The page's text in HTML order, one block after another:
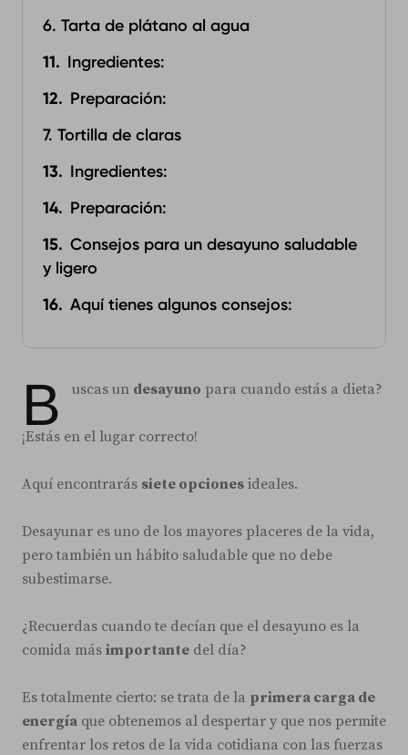
6. Tarta de plátano al agua
Ingredientes:‍
Preparación:‍
7. Tortilla de claras
Ingredientes:
Preparación:‍
Consejos para un desayuno saludable
y ligero
Aquí tienes algunos consejos:
B uscas un desayuno para cuando estás a dieta?
¡Estás en el lugar correcto!
Aquí encontrarás siete opciones ideales.
Desayunar es uno de los mayores placeres de la vida,
pero también un hábito saludable que no debe
subestimarse.
¿Recuerdas cuando te decían que el desayuno es la
comida más importante del día?
Es totalmente cierto: se trata de la primera carga de
energía que obtenemos al despertar y que nos permite
enfrentar los retos de la vida cotidiana con las fuerzas